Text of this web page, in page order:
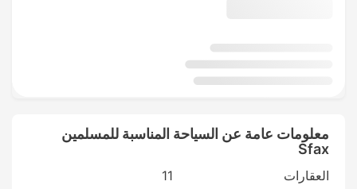
معلومات عامة عن السياحة المناسبة للمسلمين
Sfax
العقارات
11